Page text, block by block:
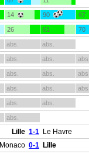
14 90 67
26 61 70
abs. abs.
abs. abs.
abs. abs.
abs. abs.
abs. abs.
abs.
Lille 1-1 Le Havre
Monaco 0-1 Lille